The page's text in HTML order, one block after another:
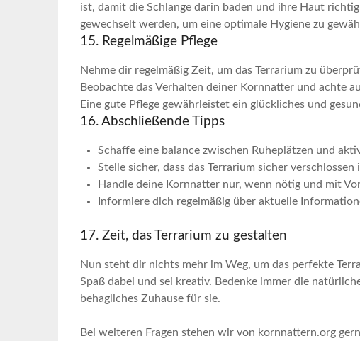
ist, ‍damit die Schlange darin baden⁤ und ihre Haut
gewechselt werden, um eine optimale⁣ Hygiene zu
15. Regelmäßige Pflege
Nehme dir regelmäßig Zeit, um⁢ das Terrarium zu
Beobachte das Verhalten deiner Kornnatter und achte
Eine gute Pflege gewährleistet ein⁣ glückliches und
16. Abschließende Tipps
Schaffe eine balance⁢ zwischen Ruheplätzen⁣ und
Stelle sicher, dass das Terrarium sicher
Handle deine Kornnatter ⁤nur, wenn nötig und mit
Informiere⁤ dich regelmäßig über aktuelle
17. Zeit, das Terrarium zu gestalten
Nun steht dir nichts mehr im Weg, um das perfekte
Spaß dabei und​ sei ⁣kreativ. Bedenke immer die
behagliches Zuhause⁢ für sie.
Bei weiteren Fragen stehen wir von kornnattern.org